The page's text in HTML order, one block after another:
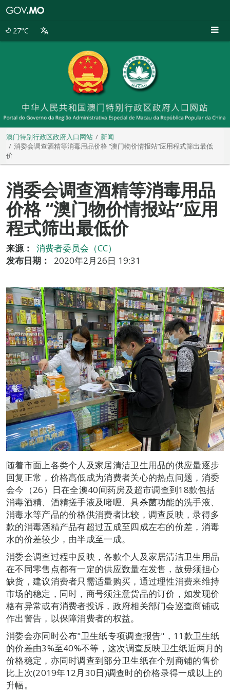
27°C
澳门特别行政区政府入口网站
新闻
消委会调查酒精等消毒用品价格 “澳门物价情报站”应用程式筛出最低
价
消委会调查酒精等消毒用品
价格 “澳门物价情报站”应用
程式筛出最低价
来源：
消费者委员会（CC）
发布日期：
2020年2月26日 19:31
随着市面上各类个人及家居清洁卫生用品的供应量逐步
回复正常，价格高低成为消费者关心的热点问题，消委
会今（26）日在全澳40间药房及超市调查到18款包括
消毒酒精、酒精搓手液及啫喱、具杀菌功能的洗手液、
消毒水等产品的价格供消费者比较，调查反映，录得多
款的消毒酒精产品有超过五成至四成左右的价差，消毒
水的价差较少，由半成至一成。
消委会调查过程中反映，各款个人及家居清洁卫生用品
在不同零售点都有一定的供应数量在发售，故毋须担心
缺货，建议消费者只需适量购买，通过理性消费来维持
市场的稳定，同时，商号须注意货品的订价，如发现价
格有异常或有消费者投诉，政府相关部门会巡查商铺或
作出警告，以保障消费者的权益。
消委会亦同时公布"卫生纸专项调查报告"，11款卫生纸
的价差由3%至40%不等，这次调查反映卫生纸近两月的
价格稳定，亦同时调查到部分卫生纸在个别商铺的售价
比上次(2019年12月30日)调查时的价格录得一成以上的
升幅。